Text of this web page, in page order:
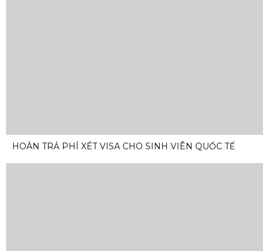
HOÀN TRẢ PHÍ XÉT VISA CHO SINH VIÊN QUỐC TẾ